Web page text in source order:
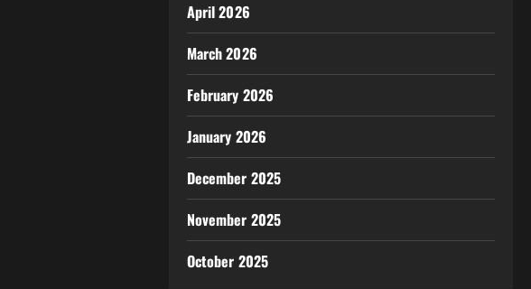
April 2026
March 2026
February 2026
January 2026
December 2025
November 2025
October 2025